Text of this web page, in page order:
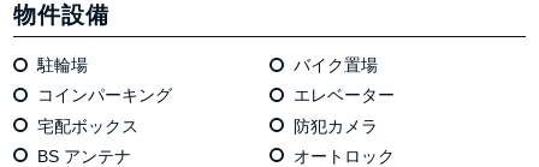
物件設備
駐輪場
バイク置場
コインパーキング
エレベーター
宅配ボックス
防犯カメラ
BS アンテナ
オートロック